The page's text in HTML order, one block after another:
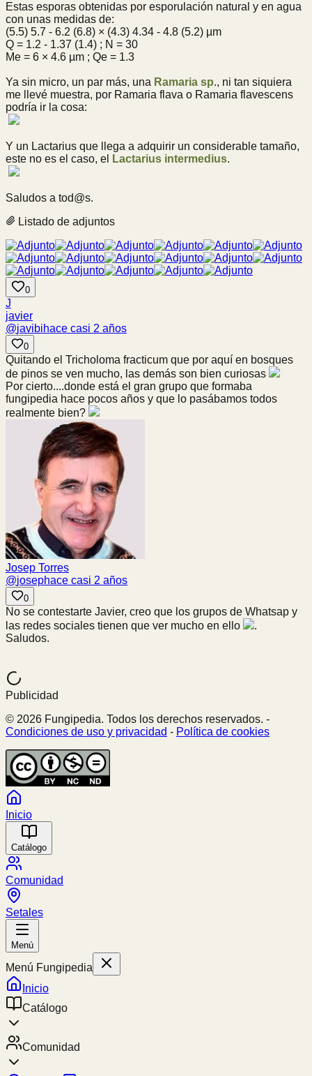
Estas esporas obtenidas por esporulación natural y en agua
con unas medidas de:
(5.5) 5.7 - 6.2 (6.8) × (4.3) 4.34 - 4.8 (5.2) µm
Q = 1.2 - 1.37 (1.4) ; N = 30
Me = 6 × 4.6 µm ; Qe = 1.3
Ya sin micro, un par más, una Ramaria sp., ni tan siquiera
me llevé muestra, por Ramaria flava o Ramaria flavescens
podría ir la cosa:
Y un Lactarius que llega a adquirir un considerable tamaño,
este no es el caso, el
Lactarius intermedius.
Saludos a tod@s.
Listado de adjuntos
0
J
javier
@javibihace casi 2 años
0
Quitando el Tricholoma fracticum que por aquí en bosques
de pinos se ven mucho, las demás son bien curiosas
Por cierto....donde está el gran grupo que formaba
fungipedia hace pocos años y que lo pasábamos todos
realmente bien?
Josep Torres
@josephace casi 2 años
0
No se contestarte Javier, creo que los grupos de Whatsap y
las redes sociales tienen que ver mucho en ello
.
Saludos.
Publicidad
© 2026 Fungipedia. Todos los derechos reservados. -
Condiciones de uso y privacidad - Política de cookies
Inicio
Catálogo
Comunidad
Setales
Menú
Menú Fungipedia
Inicio
Catálogo
Comunidad